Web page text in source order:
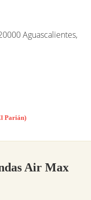
Aguascalientes,
Parián)
Air Max